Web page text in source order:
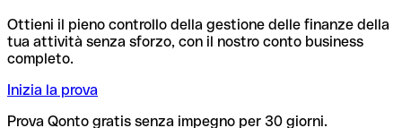
Ottieni il pieno controllo della gestione delle finanze della
tua attività senza sforzo, con il nostro conto business
completo.
Inizia la prova
Prova Qonto gratis senza impegno per 30 giorni.